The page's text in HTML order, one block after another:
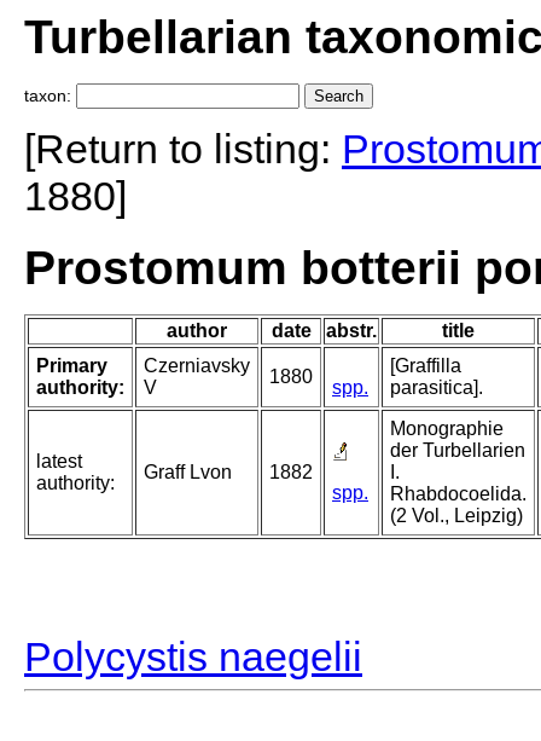
Turbellarian
taxon:
[Return to listing:
1880]
Prostomum botterii
author date abstr.
title
Primary
authority:
Czerniavsky
V
1880
spp.
[Graffilla
parasitica].
latest
authority:
Graff Lvon
1882
spp.
Monographie
der Turbellarien
I.
Rhabdocoelida.
(2 Vol., Leipzig)
Polycystis naegelii